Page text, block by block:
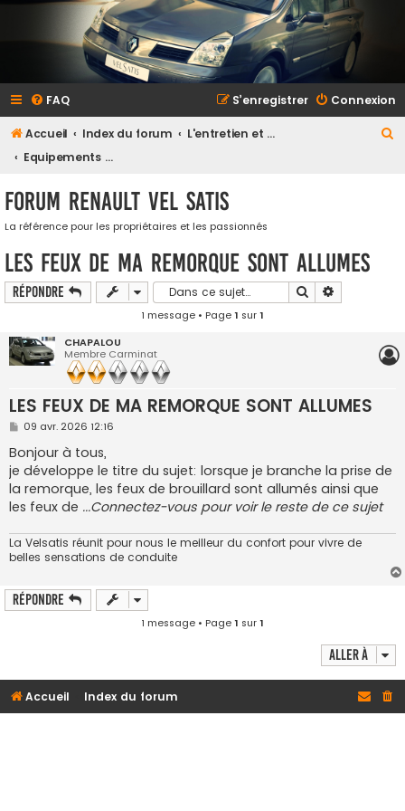
FAQ Connexion
S’enregistrer
Accueil Index du forum
L'entretien et la maintenance
Equipements multimedia et électricité
r
Forum Renault VEL SATIS
La référence pour les propriétaires et les passionnés
LES FEUX DE MA REMORQUE SONT ALLUMES
Répondre Rechercher
1 message • Page1 sur1
CHAPALOU
Membre Carminat
LES FEUX DE MA REMORQUE SONT ALLUMES
M
s
s
a
g
e
09 avr. 2026 12:16
Bonjour à tous,
je développe le titre du sujet: lorsque je branche la prise de
la remorque, les feux de brouillard sont allumés ainsi que
les feux de ...Connectez-vous pour voir le reste de ce sujet
La Velsatis réunit pour nous le meilleur du confort pour vivre de
belles sensations de conduite
Répondre
1 message • Page1 sur1
Aller à
Accueil Index du forum